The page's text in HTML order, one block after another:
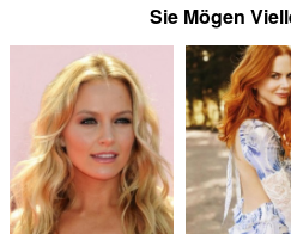
Sie Mögen